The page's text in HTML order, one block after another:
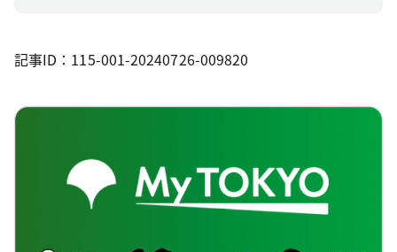
記事ID：115-001-20240726-009820